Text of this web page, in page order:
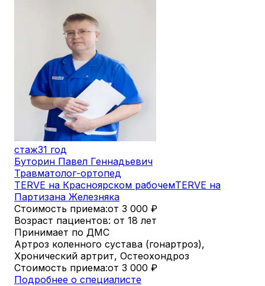
стаж31 год
Буторин Павел Геннадьевич
Травматолог-ортопед
TERVE на Красноярском рабочемTERVE на
Партизана Железняка
Стоимость приема:от 3 000 ₽
Возраст пациентов: от 18 лет
Принимает по ДМС
Артроз коленного сустава (гонартроз),
Хронический артрит, Остеохондроз
Стоимость приема:от 3 000 ₽
Подробнее о специалисте